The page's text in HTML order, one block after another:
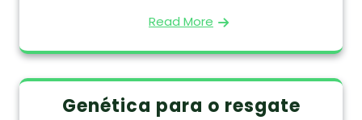
Read More
Genética para o resgate